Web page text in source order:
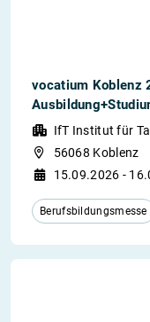
vocatium Koblenz
IfT Institut für
56068 Koblenz
15.09.2026 -
Berufsbildungsmesse